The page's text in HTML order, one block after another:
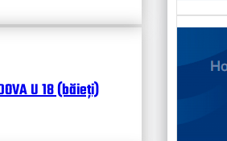
U 18 (băieți)